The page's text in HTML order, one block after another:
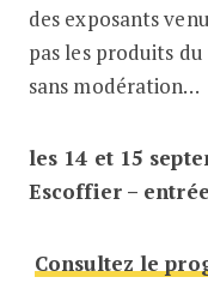
des exposants
pas les produits
sans modération…
les 14 et 15
Escoffier –
Consultez le